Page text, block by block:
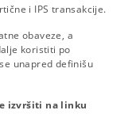
i IPS transakcije.
obaveze, a
koristiti po
unapred definišu
izvršiti na linku